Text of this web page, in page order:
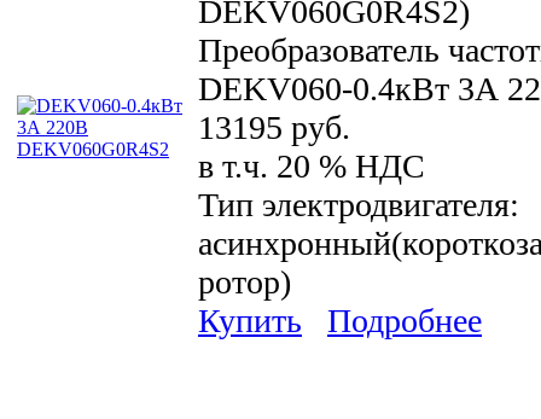
DEKV060G0R4S2)
Преобразователь
DEKV060-0.4кВт 3А
13195 руб.
в т.ч. 20 % НДС
Тип электродвигателя:
ротор)
Купить
Подробнее